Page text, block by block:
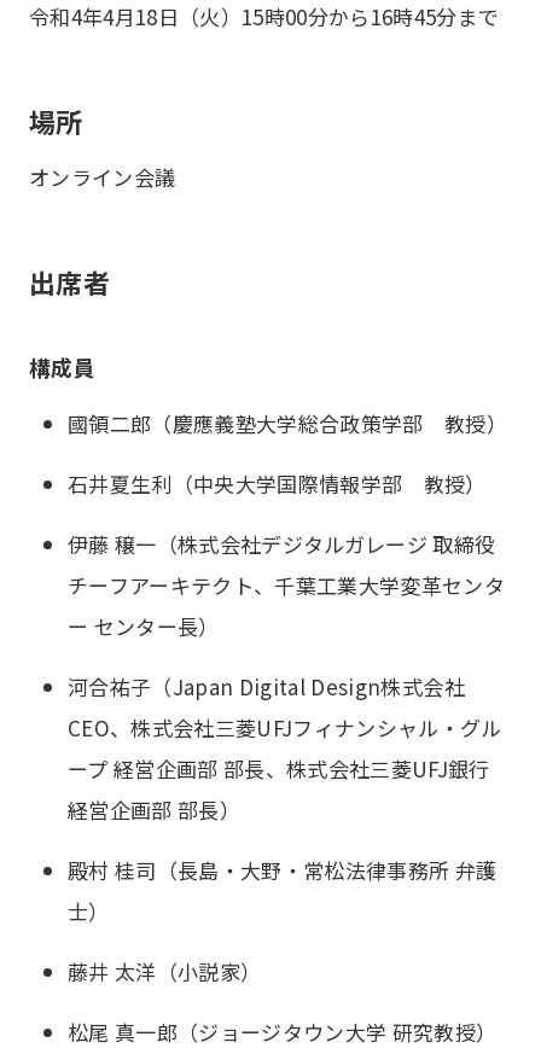
令和4年4月18日（火）15時00分から16時45分まで
場所
オンライン会議
出席者
構成員
國領二郎（慶應義塾大学総合政策学部 教授）
石井夏生利（中央大学国際情報学部 教授）
伊藤 穣一（株式会社デジタルガレージ 取締役
チーフアーキテクト、千葉工業大学変革センタ
ー センター長）
河合祐子（Japan Digital Design株式会社
CEO、株式会社三菱UFJフィナンシャル・グル
ープ 経営企画部 部長、株式会社三菱UFJ銀行
経営企画部 部長）
殿村 桂司（長島・大野・常松法律事務所 弁護
士）
藤井 太洋（小説家）
松尾 真一郎（ジョージタウン大学 研究教授）